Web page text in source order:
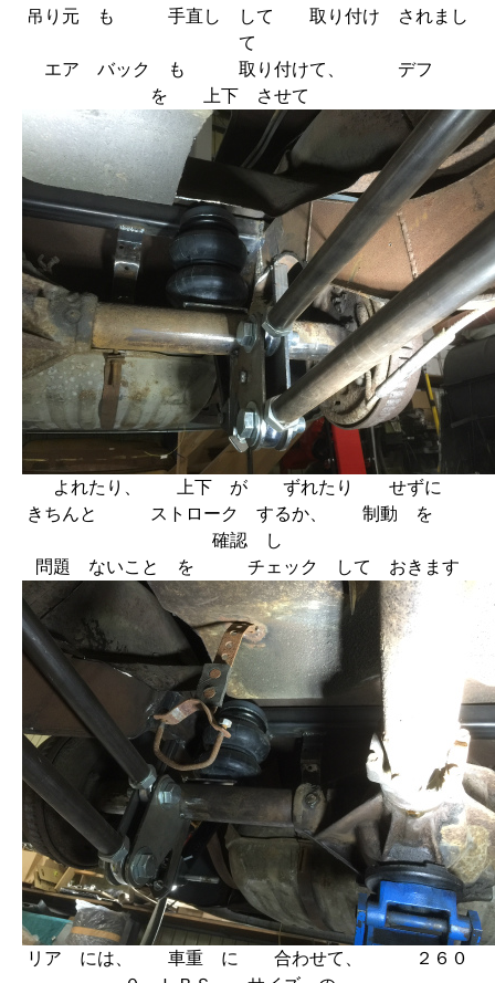
吊り元 も 手直し して 取り付け されまし
て
エア バック も 取り付けて、 デフ
を 上下 させて
よれたり、 上下 が ずれたり せずに
きちんと ストローク するか、 制動 を
確認 し
問題 ないこと を チェック して おきます
リア には、 車重 に 合わせて、 ２６０